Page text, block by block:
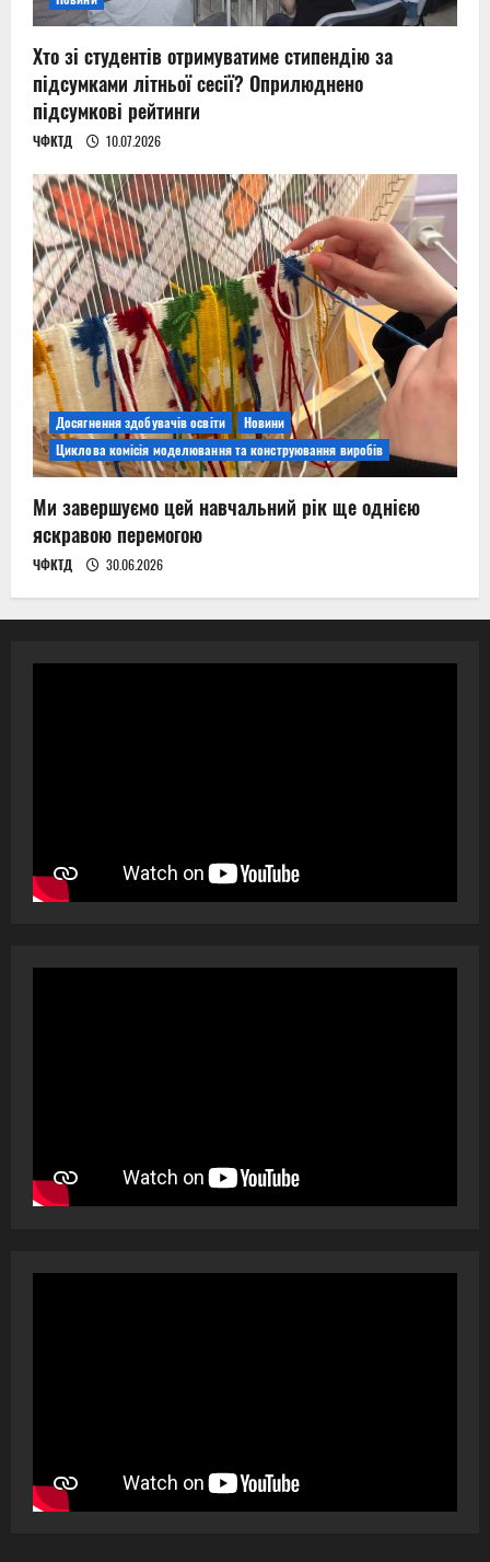
Хто зі студентів отримуватиме стипендію за
підсумками літньої сесії? Оприлюднено
підсумкові рейтинги
ЧФКТД 10.07.2026
Досягнення здобувачів освіти
Новини
Циклова комісія моделювання та конструювання виробів
Ми завершуємо цей навчальний рік ще однією
яскравою перемогою
ЧФКТД 30.06.2026